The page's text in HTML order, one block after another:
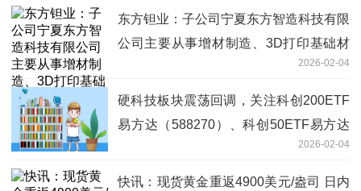
东方钽业：子公司宁夏东方智造科技有限
公司主要从事增材制造、3D打印基础材
2026-02-04
硬科技板块震荡回调，关注科创200ETF
易方达（588270）、科创50ETF易方达
2026-02-04
快讯：现货黄金重返4900美元/盎司 日内